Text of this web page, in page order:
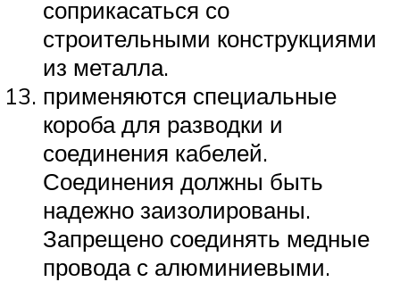
соприкасаться со
строительными конструкциями
из металла.
применяются специальные
короба для разводки и
соединения кабелей.
Соединения должны быть
надежно заизолированы.
Запрещено соединять медные
провода с алюминиевыми.